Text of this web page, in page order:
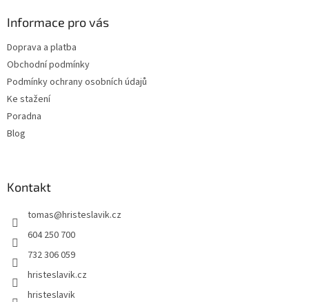
Informace pro vás
Doprava a platba
Obchodní podmínky
Podmínky ochrany osobních údajů
Ke stažení
Poradna
Blog
Kontakt
tomas@hristeslavik.cz
604 250 700
732 306 059
hristeslavik.cz
hristeslavik